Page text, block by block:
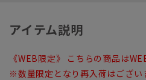
アイテム説明
《WEB限定》 こちらの商品は
※数量限定となり再入荷はござい